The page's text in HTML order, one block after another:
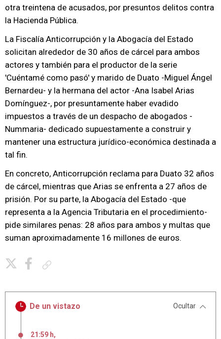
otra treintena de acusados, por presuntos delitos contra
la Hacienda Pública.
La Fiscalía Anticorrupción y la Abogacía del Estado
solicitan alrededor de 30 años de cárcel para ambos
actores y también para el productor de la serie
'Cuéntamé como pasó' y marido de Duato -Miguel Ángel
Bernardeu- y la hermana del actor -Ana Isabel Arias
Domínguez-, por presuntamente haber evadido
impuestos a través de un despacho de abogados -
Nummaria- dedicado supuestamente a construir y
mantener una estructura jurídico-económica destinada a
tal fin.
En concreto, Anticorrupción reclama para Duato 32 años
de cárcel, mientras que Arias se enfrenta a 27 años de
prisión. Por su parte, la Abogacía del Estado -que
representa a la Agencia Tributaria en el procedimiento-
pide similares penas: 28 años para ambos y multas que
suman aproximadamente 16 millones de euros.
De un vistazo Ocultar
21:59 h,